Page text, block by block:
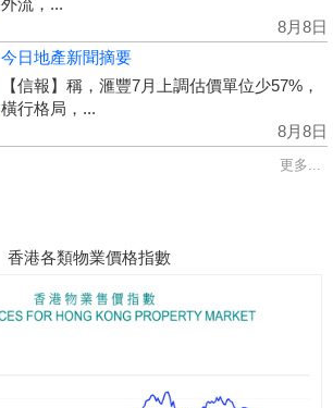
外流，...
8月8日
今日地產新聞摘要
【信報】稱，滙豐7月上調估價單位少57%，
橫行格局，...
8月8日
更多...
香港各類物業價格指數